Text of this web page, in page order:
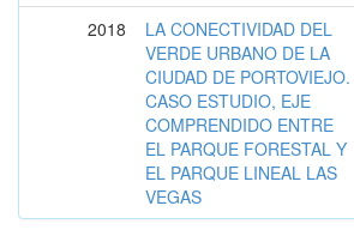
2018
LA CONECTIVIDAD DEL
VERDE URBANO DE LA
CIUDAD DE PORTOVIEJO.
CASO ESTUDIO, EJE
COMPRENDIDO ENTRE
EL PARQUE FORESTAL Y
EL PARQUE LINEAL LAS
VEGAS